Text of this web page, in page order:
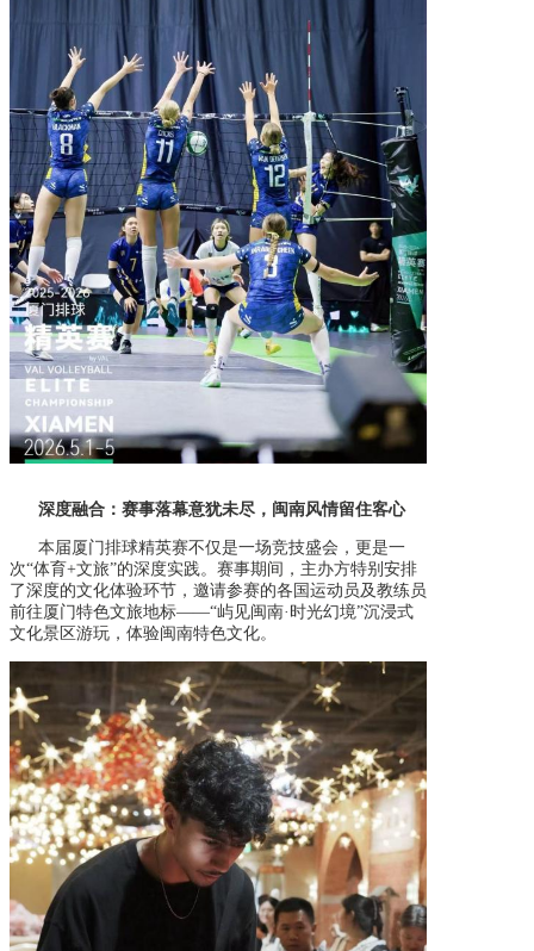
深度融合：赛事落幕意犹未尽，闽南风情留住客心
本届厦门排球精英赛不仅是一场竞技盛会，更是一
次“体育+文旅”的深度实践。赛事期间，主办方特别安排
了深度的文化体验环节，邀请参赛的各国运动员及教练员
前往厦门特色文旅地标——“屿见闽南·时光幻境”沉浸式
文化景区游玩，体验闽南特色文化。